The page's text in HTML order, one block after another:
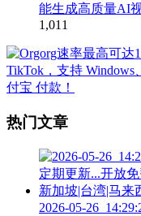
能生成高质量AI
1,011
热门文章
2026-05-